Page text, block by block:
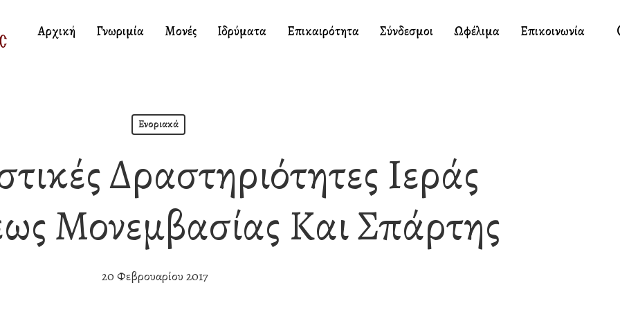
Αρχική Γνωριμία Μονές Ιδρύματα Επικαιρότητα Σύνδεσμοι Ωφέλιμα Επικοινωνία
Ενοριακά
Δραστηριότητες Ιεράς
Μονεμβασίας Και Σπάρτης
20 Φεβρουαρίου 2017